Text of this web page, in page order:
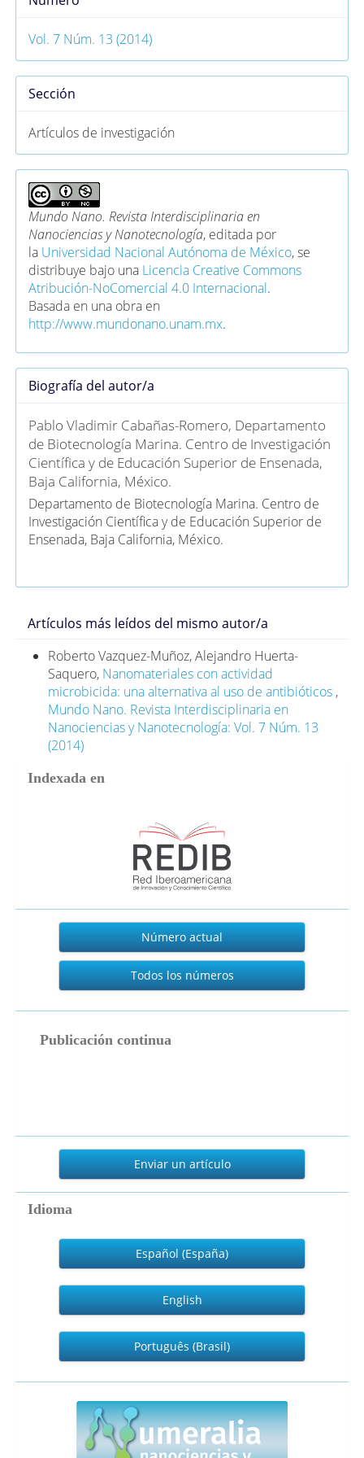
Vol. 7 Núm. 13 (2014)
Sección
Artículos de investigación
Mundo Nano. Revista Interdisciplinaria en
Nanociencias y Nanotecnología, editada por
la Universidad Nacional Autónoma de México, se
distribuye bajo una Licencia Creative Commons
Atribución-NoComercial 4.0 Internacional.
Basada en una obra en
http://www.mundonano.unam.mx.
Biografía del autor/a
Pablo Vladimir Cabañas-Romero, Departamento
de Biotecnología Marina. Centro de Investigación
Científica y de Educación Superior de Ensenada,
Baja California, México.
Departamento de Biotecnología Marina. Centro de
Investigación Científica y de Educación Superior de
Ensenada, Baja California, México.
Artículos más leídos del mismo autor/a
Roberto Vazquez-Muñoz, Alejandro Huerta-
Saquero, Nanomateriales con actividad
microbicida: una alternativa al uso de antibióticos ,
Mundo Nano. Revista Interdisciplinaria en
Nanociencias y Nanotecnología: Vol. 7 Núm. 13
(2014)
Indexada en
Actual
Número actual
Todos los números
Publicación continua
Enviar
artículo
Enviar un artículo
Idioma
Español (España)
English
Português (Brasil)
numeralia